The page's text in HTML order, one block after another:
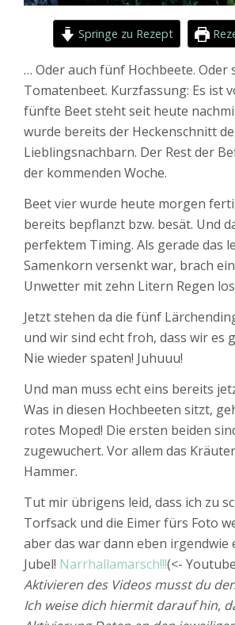
Springe zu Rezept
… Oder auch fünf Hochbeete. Oder
Tomatenbeet. Kurzfassung: Es ist
fünfte Beet steht seit heute
wurde bereits der Heckenschnitt
Lieblingsnachbarn. Der Rest der
der kommenden Woche.
Beet vier wurde heute morgen
bereits bepflanzt bzw. besät. Und
perfektem Timing. Als gerade das
Samenkorn versenkt war, brach
Unwetter mit zehn Litern Regen
Jetzt stehen da die fünf
und wir sind echt froh, dass wir es
Nie wieder spaten! Juhuuu!
Und man muss echt eins bereits
Was in diesen Hochbeeten sitzt,
rotes Moped! Die ersten beiden
zugewuchert. Vor allem das
Hammer.
Tut mir übrigens leid, dass ich zu
Torfsack und die Eimer fürs Foto
aber das war dann eben irgendwie
Jubel! Narrhallamarsch!!!(<-
Aktivieren des Videos musst du
Ich weise dich hiermit darauf hin,